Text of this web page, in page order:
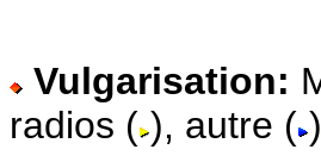
Vulgarisation:
radios ( ), autre (